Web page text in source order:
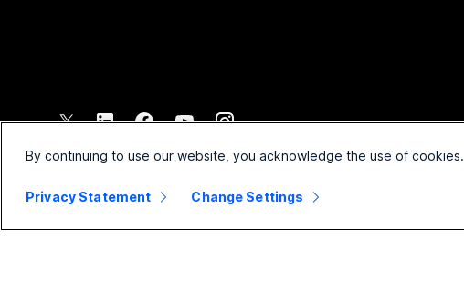
2026 Cisco og/eller dennes partnere. Alle rettigheder forbeholdes.
By continuing to use our website, you acknowledge the use of cookies.
Privacy Statement Change Settings